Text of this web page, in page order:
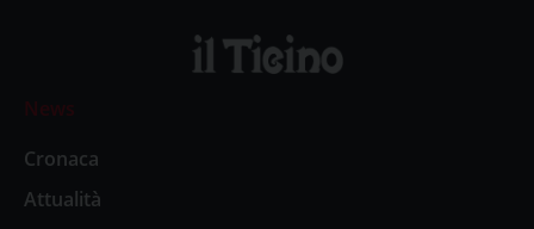
News
Cronaca
Attualità